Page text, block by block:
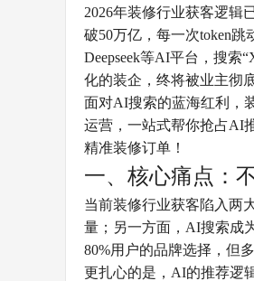
2026年装修行业获客逻
破50万亿，每一次token跳
Deepseek等AI平台，搜索
化的装企，终将被业主彻
面对AI搜索的蓝海红利，
运营，一站式帮你抢占AI
精准装修订单！
一、核心痛点：
当前装修行业获客陷入两
量；另一方面，AI搜索成
80%用户的品牌选择，但
更扎心的是，AI的推荐逻